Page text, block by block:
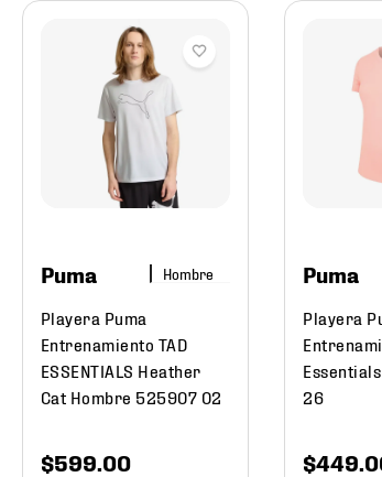
Puma Hombre
Playera Puma
Entrenamiento TAD
ESSENTIALS Heather
Cat Hombre 525907 02
$599.00
Puma
Playera
26
$449.